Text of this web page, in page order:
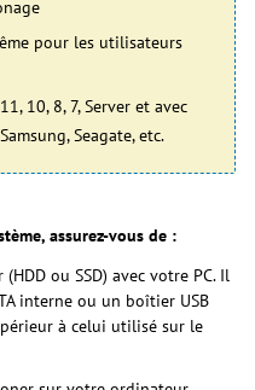
pour les utilisateurs
10, 8, 7, Server et avec
Seagate, etc.
assurez-vous de :
ou SSD) avec votre PC. Il
interne ou un boîtier USB
à celui utilisé sur le